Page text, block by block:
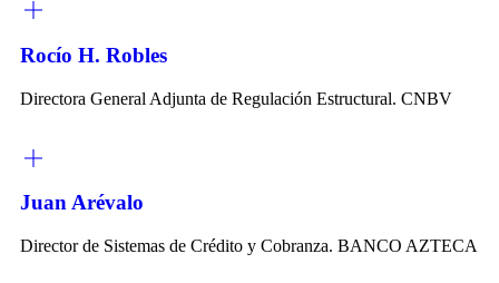
Rocío H. Robles
Directora General Adjunta de Regulación Estructural. CNBV
Juan Arévalo
Director de Sistemas de Crédito y Cobranza. BANCO AZTECA